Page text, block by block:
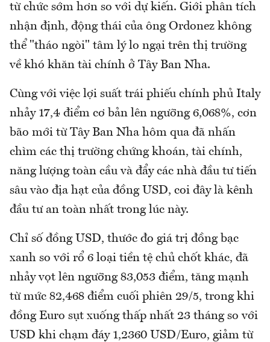
từ chức sớm hơn so với dự kiến. Giới phân tích
nhận định, động thái của ông Ordonez không
thể "tháo ngòi" tâm lý lo ngại trên thị trường
về khó khăn tài chính ở Tây Ban Nha.
Cùng với việc lợi suất trái phiếu chính phủ Italy
nhảy 17,4 điểm cơ bản lên ngưỡng 6,068%, cơn
bão mới từ Tây Ban Nha hôm qua đã nhấn
chìm các thị trường chứng khoán, tài chính,
năng lượng toàn cầu và đẩy các nhà đầu tư tiến
sâu vào địa hạt của đồng USD, coi đây là kênh
đầu tư an toàn nhất trong lúc này.
Chỉ số đồng USD, thước đo giá trị đồng bạc
xanh so với rổ 6 loại tiền tệ chủ chốt khác, đã
nhảy vọt lên ngưỡng 83,053 điểm, tăng mạnh
từ mức 82,468 điểm cuối phiên 29/5, trong khi
đồng Euro sụt xuống thấp nhất 23 tháng so với
USD khi chạm đáy 1,2360 USD/Euro, giảm từ